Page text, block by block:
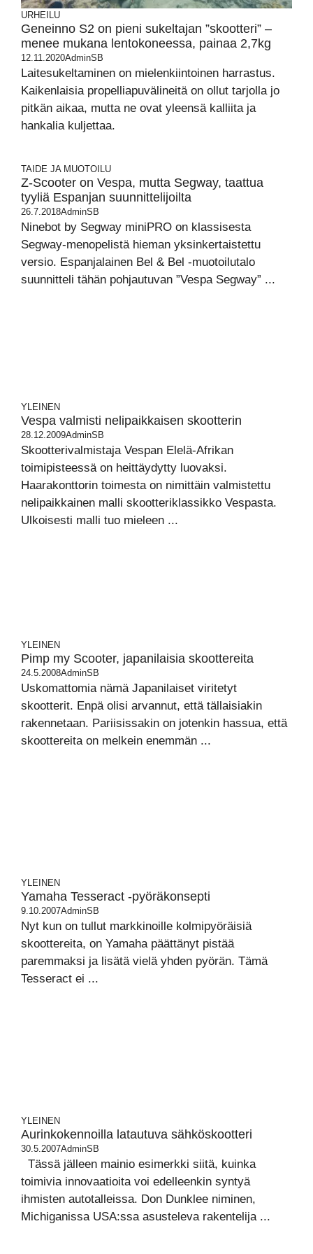
URHEILU
Geneinno S2 on pieni sukeltajan ”skootteri” –
menee mukana lentokoneessa, painaa 2,7kg
12.11.2020AdminSB
Laitesukeltaminen on mielenkiintoinen harrastus.
Kaikenlaisia propelliapuvälineitä on ollut tarjolla jo
pitkän aikaa, mutta ne ovat yleensä kalliita ja
hankalia kuljettaa.
TAIDE JA MUOTOILU
Z-Scooter on Vespa, mutta Segway, taattua
tyyliä Espanjan suunnittelijoilta
26.7.2018AdminSB
Ninebot by Segway miniPRO on klassisesta
Segway-menopelistä hieman yksinkertaistettu
versio. Espanjalainen Bel & Bel -muotoilutalo
suunnitteli tähän pohjautuvan ”Vespa Segway” ...
YLEINEN
Vespa valmisti nelipaikkaisen skootterin
28.12.2009AdminSB
Skootterivalmistaja Vespan Elelä-Afrikan
toimipisteessä on heittäydytty luovaksi.
Haarakonttorin toimesta on nimittäin valmistettu
nelipaikkainen malli skootteriklassikko Vespasta.
Ulkoisesti malli tuo mieleen ...
YLEINEN
Pimp my Scooter, japanilaisia skoottereita
24.5.2008AdminSB
Uskomattomia nämä Japanilaiset viritetyt
skootterit. Enpä olisi arvannut, että tällaisiakin
rakennetaan. Pariisissakin on jotenkin hassua, että
skoottereita on melkein enemmän ...
YLEINEN
Yamaha Tesseract -pyöräkonsepti
9.10.2007AdminSB
Nyt kun on tullut markkinoille kolmipyöräisiä
skoottereita, on Yamaha päättänyt pistää
paremmaksi ja lisätä vielä yhden pyörän. Tämä
Tesseract ei ...
YLEINEN
Aurinkokennoilla latautuva sähköskootteri
30.5.2007AdminSB
Tässä jälleen mainio esimerkki siitä, kuinka
toimivia innovaatioita voi edelleenkin syntyä
ihmisten autotalleissa. Don Dunklee niminen,
Michiganissa USA:ssa asusteleva rakentelija ...